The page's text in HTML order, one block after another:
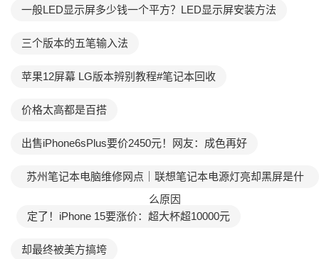
一般LED显示屏多少钱一个平方？LED显示屏安装方法
三个版本的五笔输入法
苹果12屏幕 LG版本辨别教程#笔记本回收
价格太高都是百搭
出售iPhone6sPlus要价2450元！网友：成色再好
苏州笔记本电脑维修网点｜联想笔记本电源灯亮却黑屏是什
么原因
定了！iPhone 15要涨价：超大杯超10000元
却最终被美方搞垮